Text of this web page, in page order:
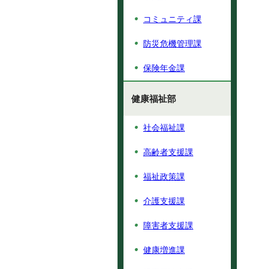
コミュニティ課
防災危機管理課
保険年金課
健康福祉部
社会福祉課
高齢者支援課
福祉政策課
介護支援課
障害者支援課
健康増進課